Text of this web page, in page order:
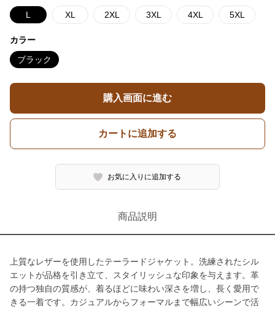
L XL 2XL 3XL 4XL 5XL
カラー
ブラック
購入画面に進む
カートに追加する
お気に入りに追加する
商品説明
上質なレザーを使用したテーラードジャケット。洗練されたシル
エットが品格を引き立て、スタイリッシュな印象を与えます。革
の持つ独自の質感が、着るほどに味わい深さを増し、長く愛用で
きる一着です。カジュアルからフォーマルまで幅広いシーンで活